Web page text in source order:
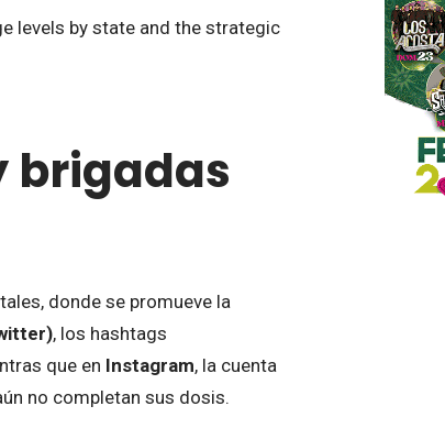
levels by state and the strategic
brigadas
donde se promueve la
, los hashtags
que en Instagram, la cuenta
no completan sus dosis.